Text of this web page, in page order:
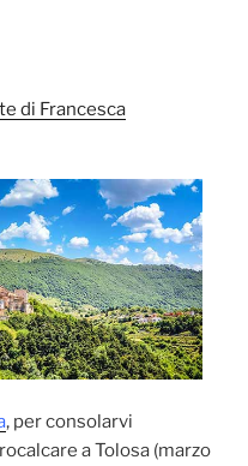
di Francesca
, per consolarvi
a Tolosa (marzo